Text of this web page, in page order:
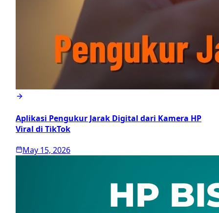
Aplikasi Pengukur Jarak Digital dari Kamera HP
Viral di TikTok
May 15, 2026